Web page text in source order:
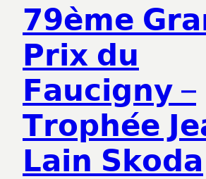
𝟳𝟵𝗲̀𝗺𝗲
𝗣𝗿𝗶𝘅 𝗱𝘂
𝗙𝗮𝘂𝗰𝗶𝗴𝗻𝘆 –
𝗧𝗿𝗼𝗽𝗵𝗲́𝗲
𝗟𝗮𝗶𝗻 𝗦𝗸𝗼𝗱𝗮